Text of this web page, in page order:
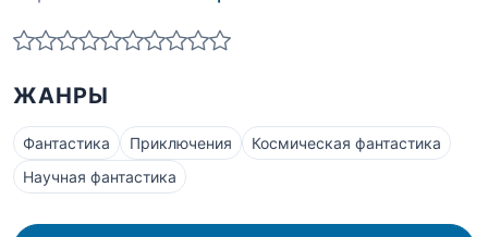
ЖАНРЫ
Фантастика Приключения
Космическая фантастика
Научная фантастика